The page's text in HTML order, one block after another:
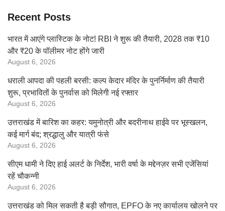
Recent Posts
भारत में आएंगे प्लास्टिक के नोट! RBI ने शुरू की तैयारी, 2028 तक ₹10
और ₹20 के पॉलीमर नोट होंगे जारी
August 6, 2026
धराली आपदा की पहली बरसी: कल्प केदार मंदिर के पुनर्निर्माण की तैयारी
शुरू, प्रभावितों के पुनर्वास को मिलेगी नई रफ्तार
August 6, 2026
उत्तराखंड में बारिश का कहर: यमुनोत्री और बदरीनाथ हाईवे पर भूस्खलन,
कई मार्ग बंद; श्रद्धालु और यात्री फंसे
August 6, 2026
सीएम धामी ने दिए हाई अलर्ट के निर्देश, भारी वर्षा के मद्देनज़र सभी एजेंसियां
रहें चौकन्नी
August 6, 2026
उत्तराखंड को मिल सकती है बड़ी सौगात, EPFO के नए कार्यालय खोलने पर